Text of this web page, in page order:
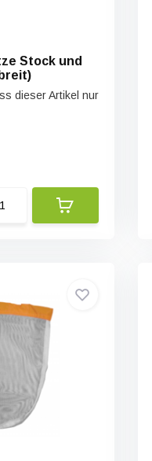
Stock und
dieser Artikel nur